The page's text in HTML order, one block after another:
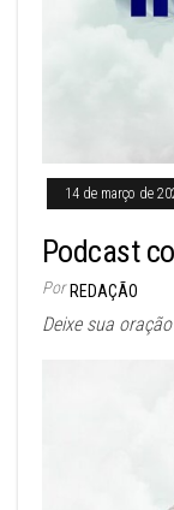
14 de março de
Podcast
Por REDAÇÃO
Deixe sua